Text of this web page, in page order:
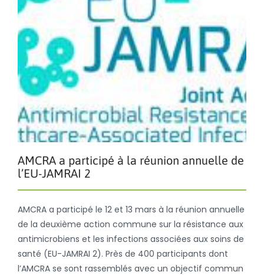
AMCRA a participé à la réunion annuelle de
l’EU-JAMRAI 2
AMCRA a participé le 12 et 13 mars à la réunion annuelle
de la deuxième action commune sur la résistance aux
antimicrobiens et les infections associées aux soins de
santé (EU-JAMRAI 2). Près de 400 participants dont
l’AMCRA se sont rassemblés avec un objectif commun